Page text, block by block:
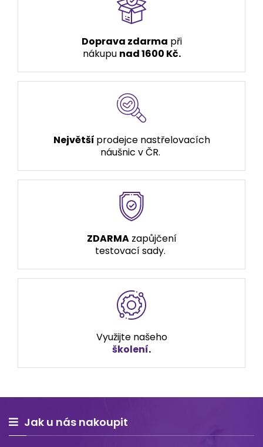
Doprava zdarma při
nákupu nad 1600 Kč.
Největší prodejce nastřelovacích
náušnic v ČR.
ZDARMAzapůjčení
testovací sady.
Využijte našeho
školení.
Jak u nás nakoupit